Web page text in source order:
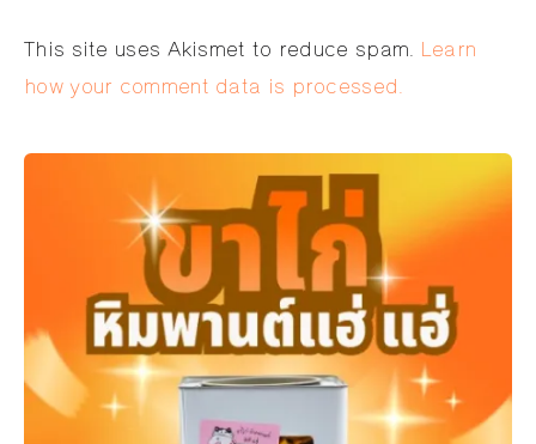
Alternative:
This site uses Akismet to reduce spam. Learn
how your comment data is processed.